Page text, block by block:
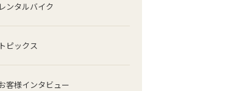
レンタルバイク
トピックス
客様インタビュー